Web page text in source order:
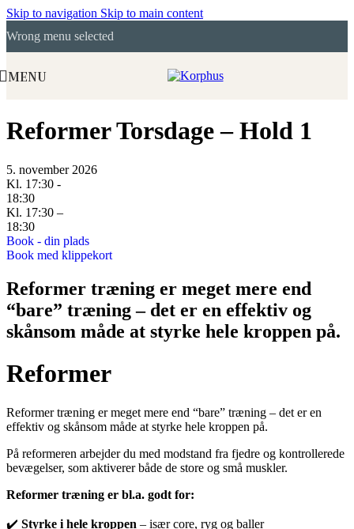
Skip to navigation Skip to main content
Wrong menu selected
MENU
Reformer Torsdage – Hold 1
5. november 2026
Kl. 17:30 -
18:30
Kl. 17:30 –
18:30
Book - din plads
Book med klippekort
Reformer træning er meget mere end
“bare” træning – det er en effektiv og
skånsom måde at styrke hele kroppen på.
Reformer
Reformer træning er meget mere end “bare” træning – det er en
effektiv og skånsom måde at styrke hele kroppen på.
På reformeren arbejder du med modstand fra fjedre og kontrollerede
bevægelser, som aktiverer både de store og små muskler.
Reformer træning er bl.a. godt for:
✔️ Styrke i hele kroppen – især core, ryg og baller